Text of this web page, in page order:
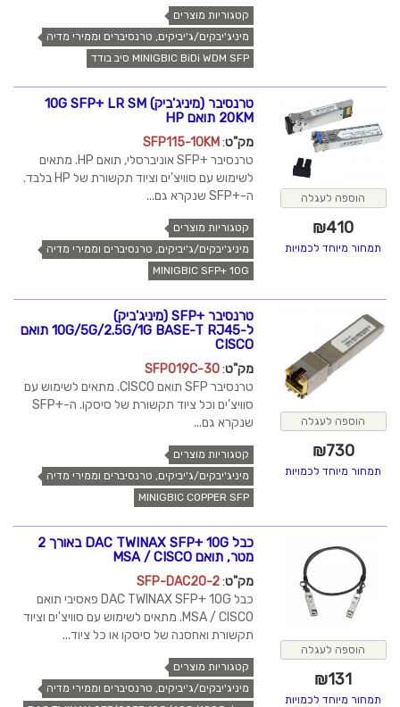
קטגוריות מוצרים
מיניג'יבקים/ג'יביקים, טרנסיברים וממירי מדיה
MINIGBIC BiDi WDM SFP סיב בודד
הוספה לעגלה
₪410
תמחור מיוחד לכמויות
טרנסיבר (מיניג'ביק) 10G SFP+ LR SM
20KM תואם HP
מק"ט:
SFP115-10KM
טרנסיבר +SFP אוניברסלי, תואם HP. מתאים
לשימוש עם סוויצ'ים וציוד תקשורת של HP בלבד.
ה-+SFP שנקרא גם...
קטגוריות מוצרים
מיניג'יבקים/ג'יביקים, טרנסיברים וממירי מדיה
MINIGBIC SFP+ 10G
הוספה לעגלה
₪730
תמחור מיוחד לכמויות
טרנסיבר +SFP (מיניג'ביק)
ל-10G/5G/2.5G/1G BASE-T RJ45 תואם
CISCO
מק"ט:
SFP019C-30
טרנסיבר SFP תואם CISCO. מתאים לשימוש עם
סוויצ'ים וכל ציוד תקשורת של סיסקו. ה-+SFP
שנקרא גם...
קטגוריות מוצרים
מיניג'יבקים/ג'יביקים, טרנסיברים וממירי מדיה
MINIGBIC COPPER SFP
הוספה לעגלה
₪131
תמחור מיוחד לכמויות
כבל DAC TWINAX SFP+ 10G באורך 2
מטר, תואם MSA / CISCO
מק"ט:
SFP-DAC20-2
כבל DAC TWINAX SFP+ 10G פאסיבי תואם
MSA / CISCO. מתאים לשימוש עם סוויצ'ים וציוד
תקשורת ואחסנה של סיסקו או כל ציוד...
קטגוריות מוצרים
מיניג'יבקים/ג'יביקים, טרנסיברים וממירי מדיה